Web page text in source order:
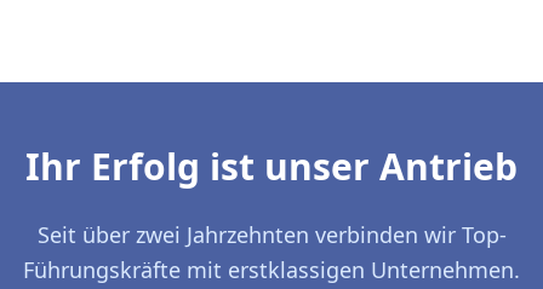
Ihr Erfolg ist unser Antrieb
Seit über zwei Jahrzehnten verbinden wir Top-
Führungskräfte mit erstklassigen Unternehmen.